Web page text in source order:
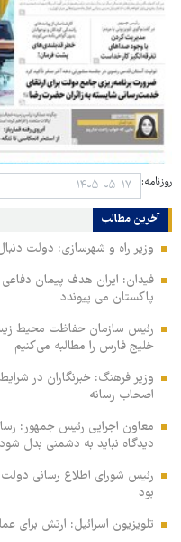
روزنامه:
آخرین مطالب
وزیر راه و شهرسازی: دولت
فیدان: ایران هدف پیمان
پاکستان می پیوندد
رئیس سازمان حفاظت محیط
خلیج فارس را مطالبه‌ می‌کنیم
وزیر فرهنگ: خبرنگاران در شرایط
اصحاب رسانه
معاون اجرایی رئیس جمهور:
دیدگاه نباید به دشمنی بدل شود
رئیس شورای اطلاع رسانی
بود
تلویزیون اسرائیل: ارتش برای